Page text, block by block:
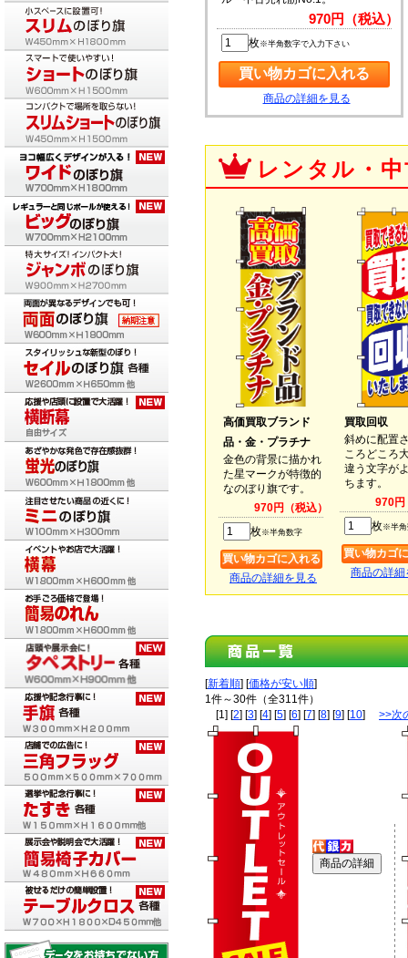
970円（税込）
枚※半角数字で入力下さい
商品の詳細を見る
レンタル・
高価買取ブランド
品・金・プラチナ
金色の背景に描かれ
た星マークが特徴的
なのぼり旗です。
970円（税込）
枚※半角数字
商品の詳細を見る
買取回収
斜めに配置
ころどころ
違う文字が
ちます。
970円
枚※半角
商品の詳細
[新着順] [価格が安い順]
1件～30件（全311件）
[1] [2] [3] [4] [5] [6] [7] [8] [9] [10] >>次